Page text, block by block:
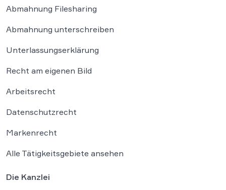
Abmahnung Filesharing
Abmahnung unterschreiben
Unterlassungserklärung
Recht am eigenen Bild
Arbeitsrecht
Datenschutzrecht
Markenrecht
Alle Tätigkeitsgebiete ansehen
Die Kanzlei